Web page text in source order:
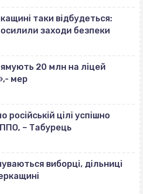
таки відбудеться:
заходи безпеки
20 млн на ліцей
мер
російській цілі успішно
– Табурець
виборці, дільниці